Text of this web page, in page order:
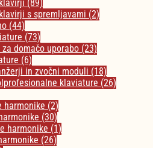
(89)
s spremljavami (2)
(44)
(73)
domačo uporabo (23)
(6)
in zvočni moduli (18)
klaviature (26)
harmonike (2)
(30)
harmonike (1)
(26)